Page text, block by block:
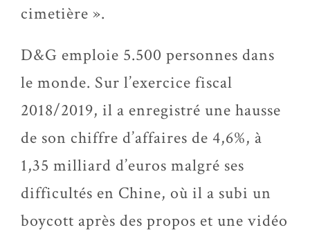
cimetière ».
D&G emploie 5.500 personnes dans
le monde. Sur l’exercice fiscal
2018/2019, il a enregistré une hausse
de son chiffre d’affaires de 4,6%, à
1,35 milliard d’euros malgré ses
difficultés en Chine, où il a subi un
boycott après des propos et une vidéo